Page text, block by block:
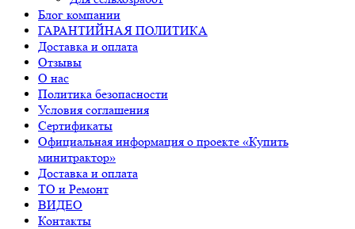
Блог компании
ГАРАНТИЙНАЯ ПОЛИТИКА
Доставка и оплата
Отзывы
О нас
Политика безопасности
Условия соглашения
Сертификаты
Официальная информация о проекте «Купить
минитрактор»
Доставка и оплата
ТО и Ремонт
ВИДЕО
Контакты